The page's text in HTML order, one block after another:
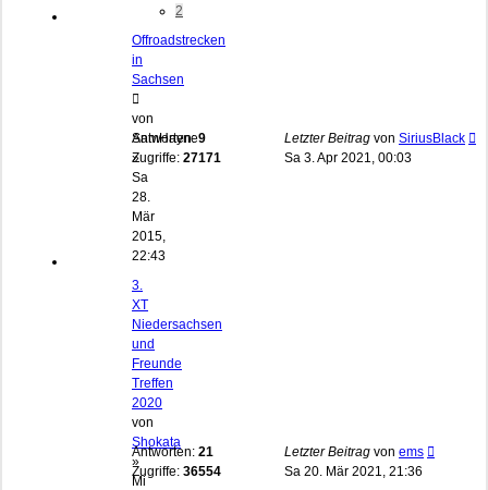
2
Offroadstrecken
in
Sachsen
von
SamHayne
»
Sa
28.
Mär
2015,
22:43
Antworten:9
Zugriffe: 27171
Letzter Beitrag von SiriusBlack
Sa 3. Apr 2021, 00:03
3.
XT
Niedersachsen
und
Freunde
Treffen
2020
von
Shokata
»
Mi
Antworten: 21
Zugriffe: 36554
Letzter Beitrag von ems
Sa 20. Mär 2021, 21:36